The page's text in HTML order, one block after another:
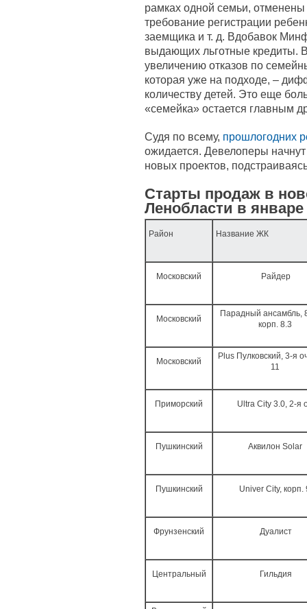
рамках одной семьи,
требование регистрации
заемщика и т. д. Вдобавок
выдающих льготные кредиты.
увеличению отказов по
которая уже на подходе, –
количеству детей. Это еще
«семейка» остается главным
Судя по всему, прошлогодних
ожидается. Девелоперы
новых проектов,
Старты продаж в
Ленобласти в январе
Район Название ЖК
Московский Райдер
Московский
Парадный ансамбль,
корп. 8.3
Московский
Plus Пулковский, 3-я
11
Приморский Ultra City 3.0, 2-я
Пушкинский Аквилон Solar
Пушкинский Univer City, корп.
Фрунзенский Дуалист
Центральный Гильдия